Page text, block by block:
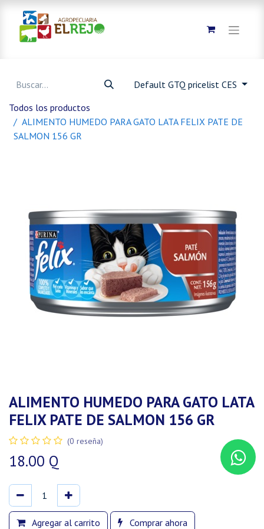
Default GTQ pricelist CES
Todos los productos
ALIMENTO HUMEDO PARA GATO LATA FELIX PATE DE
SALMON 156 GR
ALIMENTO HUMEDO PARA GATO LATA
FELIX PATE DE SALMON 156 GR
(0 reseña)
18.00 Q
Agregar al carrito Comprar ahora